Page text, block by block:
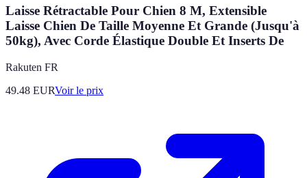
Laisse Rétractable Pour Chien 8 M, Extensible
Laisse Chien De Taille Moyenne Et Grande (Jusqu'à
50kg), Avec Corde Élastique Double Et Inserts De
Rakuten FR
49.48 EURVoir le prix